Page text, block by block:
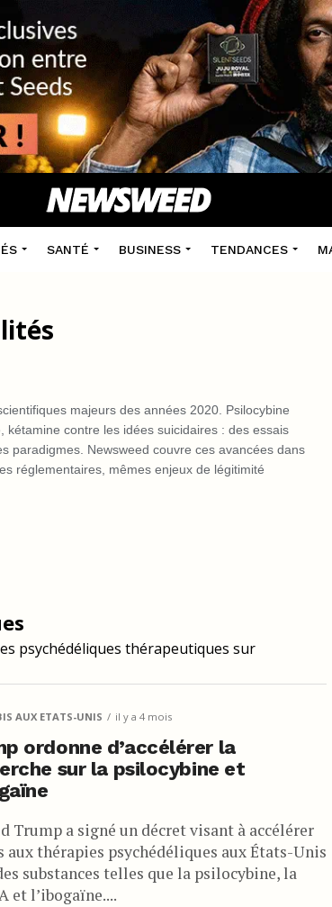
SANTÉ BUSINESS TENDANCES
majeurs des années 2020. Psilocybine
contre les idées suicidaires : des essais
paradigmes. Newsweed couvre ces avancées dans
réglementaires, mêmes enjeux de légitimité
psychédéliques thérapeutiques sur
AUX ETATS-UNIS il y a 4 mois
ordonne d’accélérer la
sur la psilocybine et
Trump a signé un décret visant à accélérer
aux thérapies psychédéliques aux États-Unis
substances telles que la psilocybine, la
et l’ibogaïne....